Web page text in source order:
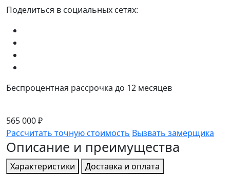
Поделиться в социальных сетях:
Беспроцентная рассрочка до 12 месяцев
565 000 ₽
Рассчитать точную стоимость Вызвать замерщика
Описание и преимущества
Характеристики
Доставка и оплата